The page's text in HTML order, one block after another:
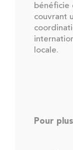
bénéficie
couvrant
locale.
Pour